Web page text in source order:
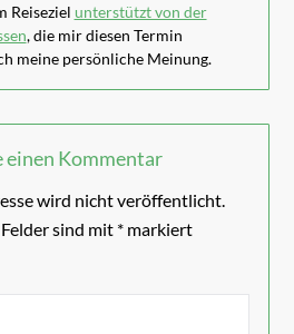
Reiseziel unterstützt von der
, die mir diesen Termin
meine persönliche Meinung.
einen Kommentar
wird nicht veröffentlicht.
sind mit *markiert